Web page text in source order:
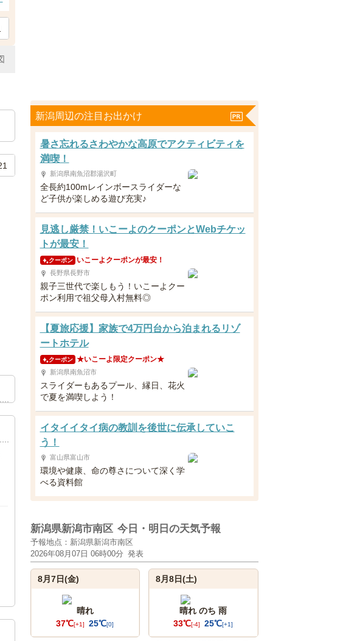
新潟周辺の注目お出かけ
暑さ忘れるさわやかな高原でアクティビティを
満喫！
新潟県南魚沼郡湯沢町
全長約100mレインボースライダーな
ど子供が楽しめる遊び充実♪
見逃し厳禁！いこーよのクーポンとWebチケッ
トが最安！
クーポン いこーよクーポンが最安！
長野県長野市
親子三世代で楽しもう！いこーよクー
ポン利用で祖父母入村無料◎
【夏旅応援】家族で4万円台から泊まれるリゾ
ートホテル
クーポン ★いこーよ限定クーポン★
新潟県南魚沼市
スライダーもあるプール、縁日、花火
で夏を満喫しよう！
イタイイタイ病の教訓を後世に伝承していこ
う！
富山県富山市
環境や健康、命の尊さについて深く学
べる資料館
新潟県新潟市南区 今日・明日の天気予報
予報地点：新潟県新潟市南区
2026年08月07日 06時00分 発表
8月7日(金)
晴れ
37℃[+1] 25℃[0]
8月8日(土)
晴れ のち 雨
33℃[-4] 25℃[+1]